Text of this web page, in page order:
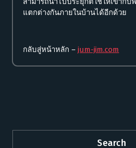
แตกต่างกันภายในบ้านได้อีกด้วย
กลับสู่หน้าหลัก – jum-jim.com
Search